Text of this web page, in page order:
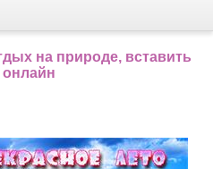
на природе, вставить